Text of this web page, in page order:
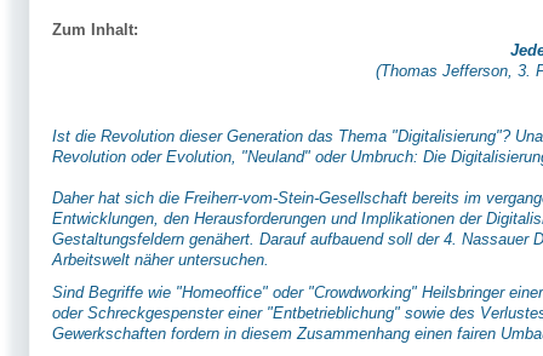
Zum Inhalt:
(Thomas Jefferson, 3.
Ist die Revolution dieser Generation das Thema "Digitalisierung"?
Revolution oder Evolution, "Neuland" oder Umbruch: Die
Daher hat sich die Freiherr-vom-Stein-Gesellschaft bereits im
Entwicklungen, den Herausforderungen und Implikationen der
Gestaltungsfeldern genähert. Darauf aufbauend soll der 4. Nassauer
Arbeitswelt näher untersuchen.
Sind Begriffe wie "Homeoffice" oder "Crowdworking" Heilsbringer
oder Schreckgespenster einer "Entbetrieblichung" sowie des
Gewerkschaften fordern in diesem Zusammenhang einen fairen